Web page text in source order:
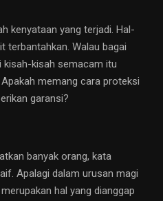
kenyataan yang terjadi. Hal-
terbantahkan. Walau bagai
kisah-kisah semacam itu
memang cara proteksi
garansi?
banyak orang, kata
Apalagi dalam urusan magi
hal yang dianggap